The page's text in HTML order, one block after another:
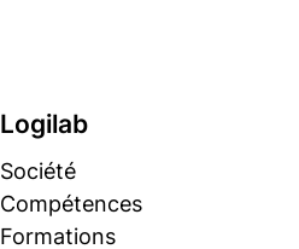
Logilab
Société
Compétences
Formations